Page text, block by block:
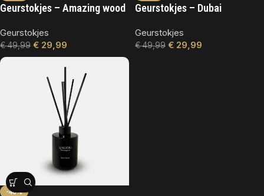
Geurstokjes – Amazing wood
Geurstokjes
€49,99 € 29,99
Geurstokjes – Dubai
Geurstokjes
€49,99 € 29,99
-40%